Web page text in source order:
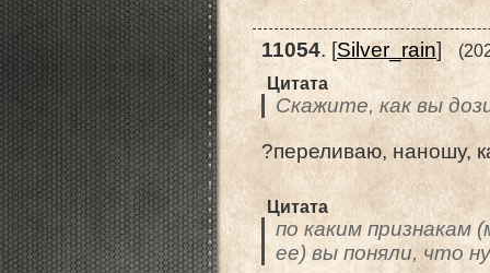
11054. [Silver_rain]
Цитата
Скажите, как вы
?переливаю, наношу,
Цитата
по каким
ее) вы поняли, что